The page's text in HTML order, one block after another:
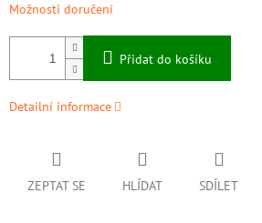
Možnosti doručení
Přidat do košíku
Detailní informace
ZEPTAT SE HLÍDAT SDÍLET